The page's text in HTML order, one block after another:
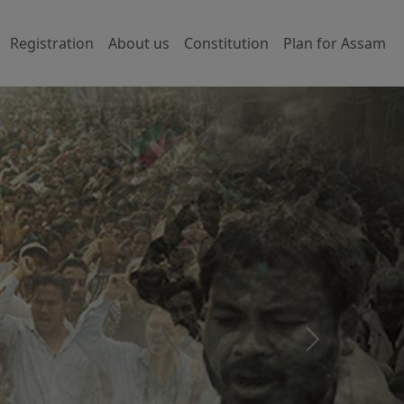
Registration About us Constitution Plan for Assam
Next